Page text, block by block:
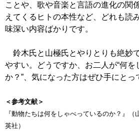
ことや、歌や音楽と言語の進化の関
えてくるヒトの本性など、どれも読
味深い内容ばかりです。
鈴木氏と山極氏とやりとりも絶妙
やすい。どうですか、お二人が“何を
か？”、気になった方はぜひ手にとっ
＜参考文献＞
『動物たちは何をしゃべっているのか？』
英社）